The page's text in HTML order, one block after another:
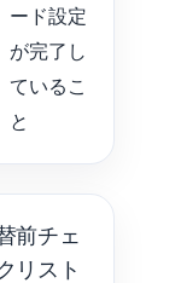
ード設定
が完了し
ているこ
と
前チェ
リスト